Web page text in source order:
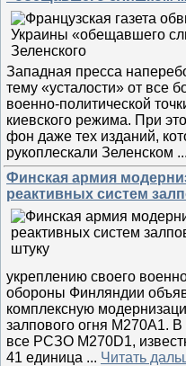
Западная пресса
тему «усталости» от все
военно-политической
киевского режима. При
фон даже тех изданий,
рукоплескали Зеленском ...
Финская армия
реактивных систем
укреплению своего
обороны Финляндии
комплексную
залпового огня M270A1.
все РСЗО M270D1,
41 единица ... Читать